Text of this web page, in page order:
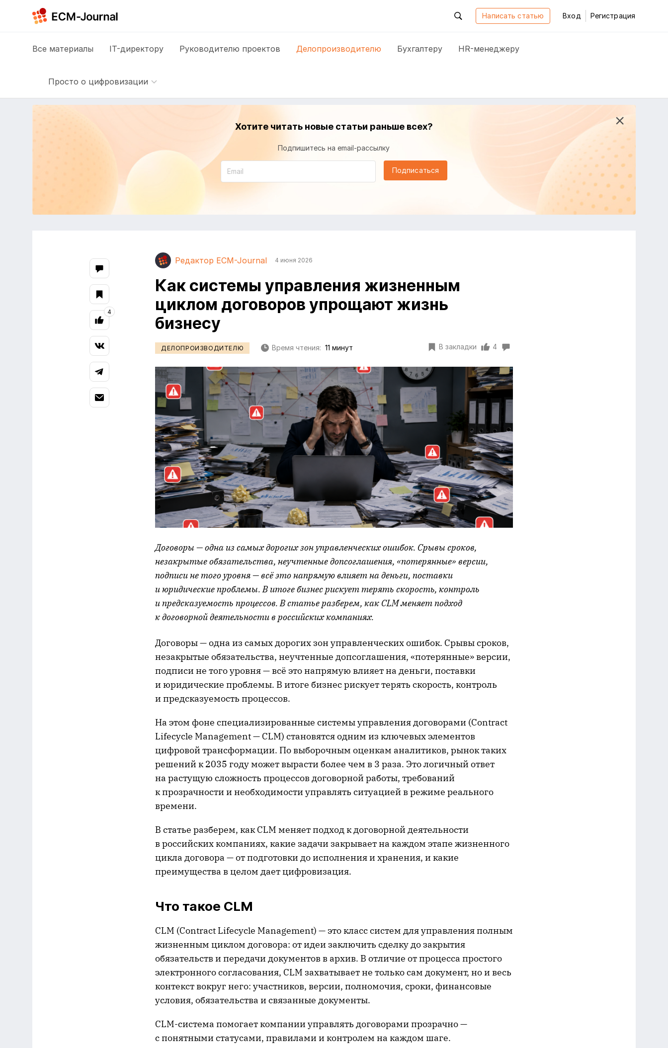
Написать статью Вход Регистрация
Все материалы IT-директору Руководителю проектов Делопроизводителю Бухгалтеру HR-менеджеру
Просто о цифровизации
Хотите читать новые статьи раньше всех?
Подпишитесь на email-рассылку
Подписаться
Редактор ECM-Journal 4 июня 2026
Как системы управления жизненным
циклом договоров упрощают жизнь
бизнесу
ДЕЛОПРОИЗВОДИТЕЛЮ Время чтения: 11 минут В закладки 4
Договоры — одна из самых дорогих зон управленческих ошибок. Срывы сроков,
незакрытые обязательства, неучтенные допсоглашения, «потерянные» версии,
подписи не того уровня — всё это напрямую влияет на деньги, поставки
и юридические проблемы. В итоге бизнес рискует терять скорость, контроль
и предсказуемость процессов. В статье разберем, как CLM меняет подход
к договорной деятельности в российских компаниях.
Договоры — одна из самых дорогих зон управленческих ошибок. Срывы сроков,
незакрытые обязательства, неучтенные допсоглашения, «потерянные» версии,
подписи не того уровня — всё это напрямую влияет на деньги, поставки
и юридические проблемы. В итоге бизнес рискует терять скорость, контроль
и предсказуемость процессов.
На этом фоне специализированные системы управления договорами (Contract
Lifecycle Management — CLM) становятся одним из ключевых элементов
цифровой трансформации. По выборочным оценкам аналитиков, рынок таких
решений к 2035 году может вырасти более чем в 3 раза. Это логичный ответ
на растущую сложность процессов договорной работы, требований
к прозрачности и необходимости управлять ситуацией в режиме реального
времени.
В статье разберем, как CLM меняет подход к договорной деятельности
в российских компаниях, какие задачи закрывает на каждом этапе жизненного
цикла договора — от подготовки до исполнения и хранения, и какие
преимущества в целом дает цифровизация.
Что такое CLM
CLM (Contract Lifecycle Management) — это класс систем для управления полным
жизненным циклом договора: от идеи заключить сделку до закрытия
обязательств и передачи документов в архив. В отличие от процесса простого
электронного согласования, CLM захватывает не только сам документ, но и весь
контекст вокруг него: участников, версии, полномочия, сроки, финансовые
условия, обязательства и связанные документы.
CLM-система помогает компании управлять договорами прозрачно —
с понятными статусами, правилами и контролем на каждом шаге.
4